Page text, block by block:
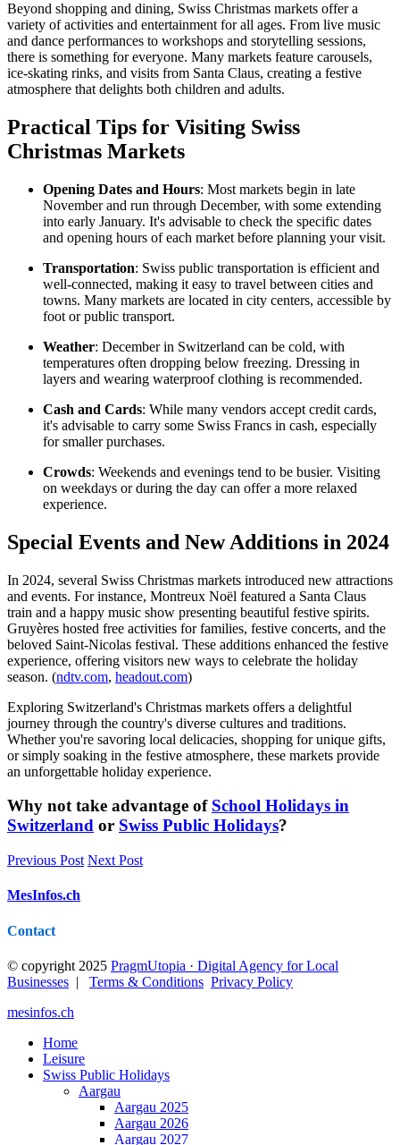
Beyond shopping and dining, Swiss Christmas markets offer a
variety of activities and entertainment for all ages. From live music
and dance performances to workshops and storytelling sessions,
there is something for everyone. Many markets feature carousels,
ice-skating rinks, and visits from Santa Claus, creating a festive
atmosphere that delights both children and adults.
Practical Tips for Visiting Swiss
Christmas Markets
Opening Dates and Hours: Most markets begin in late
November and run through December, with some extending
into early January. It's advisable to check the specific dates
and opening hours of each market before planning your visit.
Transportation: Swiss public transportation is efficient and
well-connected, making it easy to travel between cities and
towns. Many markets are located in city centers, accessible by
foot or public transport.
Weather: December in Switzerland can be cold, with
temperatures often dropping below freezing. Dressing in
layers and wearing waterproof clothing is recommended.
Cash and Cards: While many vendors accept credit cards,
it's advisable to carry some Swiss Francs in cash, especially
for smaller purchases.
Crowds: Weekends and evenings tend to be busier. Visiting
on weekdays or during the day can offer a more relaxed
experience.
Special Events and New Additions in 2024
In 2024, several Swiss Christmas markets introduced new attractions
and events. For instance, Montreux Noël featured a Santa Claus
train and a happy music show presenting beautiful festive spirits.
Gruyères hosted free activities for families, festive concerts, and the
beloved Saint-Nicolas festival. These additions enhanced the festive
experience, offering visitors new ways to celebrate the holiday
season. (ndtv.com, headout.com)
Exploring Switzerland's Christmas markets offers a delightful
journey through the country's diverse cultures and traditions.
Whether you're savoring local delicacies, shopping for unique gifts,
or simply soaking in the festive atmosphere, these markets provide
an unforgettable holiday experience.
Why not take advantage of School Holidays in
Switzerland or Swiss Public Holidays?
Previous Post Next Post
MesInfos.ch
Contact
© copyright 2025 PragmUtopia · Digital Agency for Local
Businesses | Terms & Conditions Privacy Policy
mesinfos.ch
Home
Leisure
Swiss Public Holidays
Aargau
Aargau 2025
Aargau 2026
Aargau 2027